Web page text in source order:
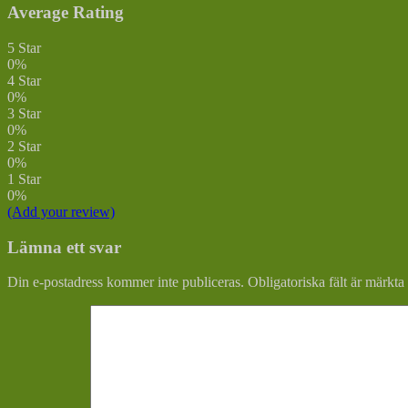
Average Rating
5 Star
0%
4 Star
0%
3 Star
0%
2 Star
0%
1 Star
0%
(Add your review)
Lämna ett svar
Din e-postadress kommer inte publiceras. Obligatoriska fält är märkta